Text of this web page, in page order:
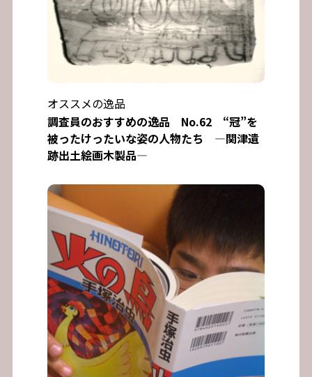
オススメの逸品
調査員のおすすめの逸品 No.62 “冠”を
被ったけったいな姿の人物たち ―関津遺
跡出土絵画木製品―